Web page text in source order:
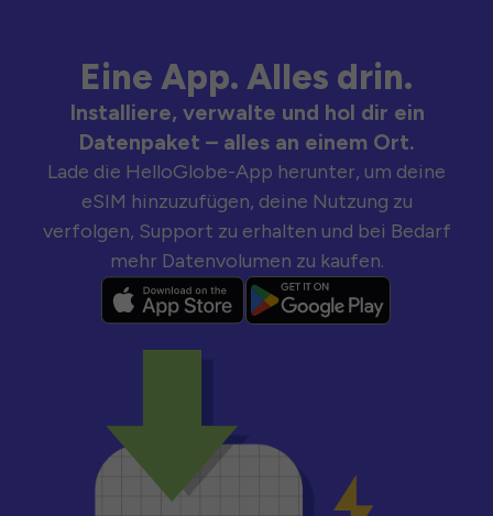
Eine App. Alles drin.
Installiere, verwalte und hol dir ein
Datenpaket – alles an einem Ort.
Lade die HelloGlobe-App herunter, um deine
eSIM hinzuzufügen, deine Nutzung zu
verfolgen, Support zu erhalten und bei Bedarf
mehr Datenvolumen zu kaufen.